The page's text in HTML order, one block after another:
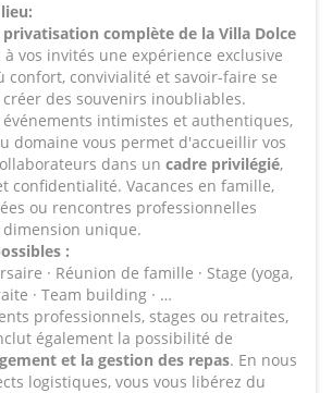
privatisation complète de la Villa Dolce
à vos invités une expérience exclusive
confort, convivialité et savoir-faire se
des souvenirs inoubliables.
événements intimistes et authentiques,
domaine vous permet d'accueillir vos
dans un cadre privilégié,
confidentialité. Vacances en famille,
ou rencontres professionnelles
unique.
:
· Réunion de famille · Stage (yoga,
· Team building · …
professionnels, stages ou retraites,
également la possibilité de
et la gestion des repas. En nous
logistiques, vous vous libérez du